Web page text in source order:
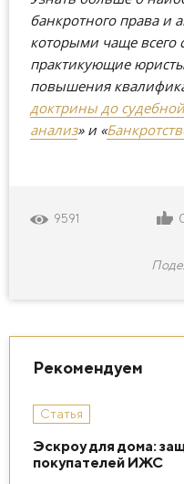
банкротного права и
которыми чаще всего
практикующие
повышения
доктрины до
анализ» и «
9591
Рекомендуем
Статья
Эскроу для дома:
покупателей ИЖС